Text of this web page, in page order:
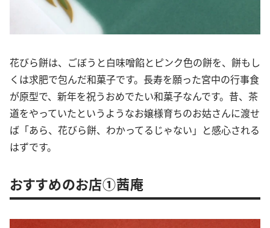
花びら餅は、ごぼうと白味噌餡とピンク色の餅を、餅もし
くは求肥で包んだ和菓子です。長寿を願った宮中の行事食
が原型で、新年を祝うおめでたい和菓子なんです。昔、茶
道をやっていたというようなお嬢様育ちのお姑さんに渡せ
ば「あら、花びら餅、わかってるじゃない」と感心される
はずです。
おすすめのお店①茜庵